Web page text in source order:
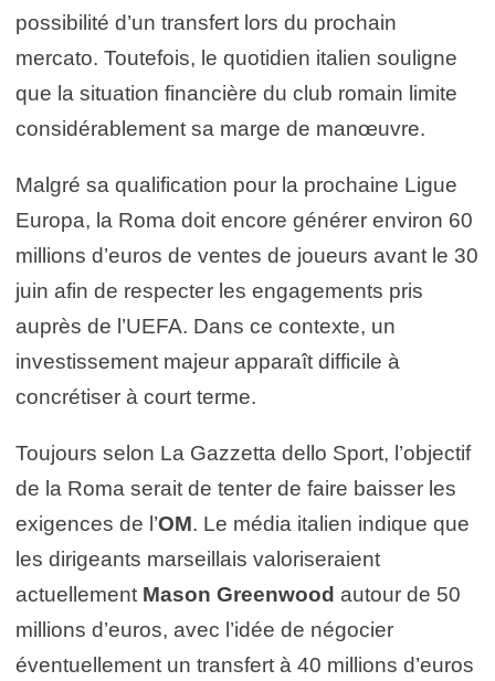
possibilité d’un transfert lors du prochain
mercato. Toutefois, le quotidien italien souligne
que la situation financière du club romain limite
considérablement sa marge de manœuvre.
Malgré sa qualification pour la prochaine Ligue
Europa, la Roma doit encore générer environ 60
millions d’euros de ventes de joueurs avant le 30
juin afin de respecter les engagements pris
auprès de l’UEFA. Dans ce contexte, un
investissement majeur apparaît difficile à
concrétiser à court terme.
Toujours selon La Gazzetta dello Sport, l’objectif
de la Roma serait de tenter de faire baisser les
exigences de l’OM. Le média italien indique que
les dirigeants marseillais valoriseraient
actuellement Mason Greenwood autour de 50
millions d’euros, avec l’idée de négocier
éventuellement un transfert à 40 millions d’euros